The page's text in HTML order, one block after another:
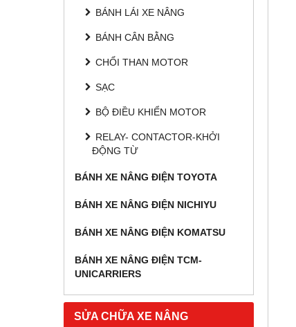
BÁNH LÁI XE NÂNG
BÁNH CÂN BẰNG
CHỔI THAN MOTOR
SẠC
BỘ ĐIỀU KHIỂN MOTOR
RELAY- CONTACTOR-KHỞI
ĐỘNG TỪ
BÁNH XE NÂNG ĐIỆN TOYOTA
BÁNH XE NÂNG ĐIỆN NICHIYU
BÁNH XE NÂNG ĐIỆN KOMATSU
BÁNH XE NÂNG ĐIỆN TCM-
UNICARRIERS
SỬA CHỮA XE NÂNG